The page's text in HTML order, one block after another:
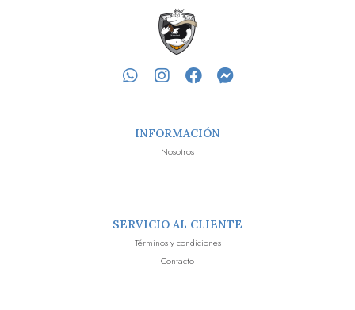
INFORMACIÓN
Nosotros
SERVICIO AL CLIENTE
Términos y condiciones
Contacto